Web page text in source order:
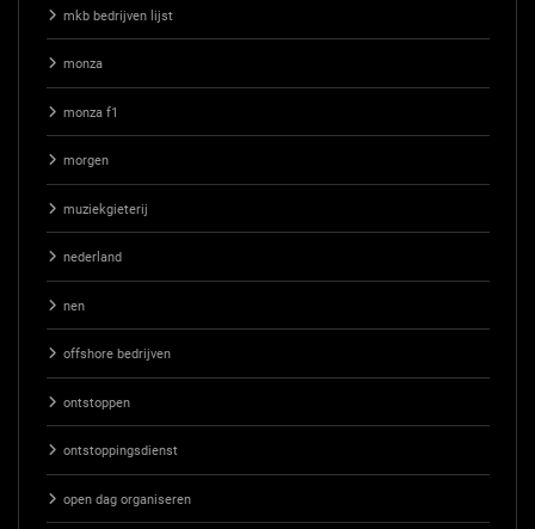
mkb bedrijven lijst
monza
monza f1
morgen
muziekgieterij
nederland
nen
offshore bedrijven
ontstoppen
ontstoppingsdienst
open dag organiseren